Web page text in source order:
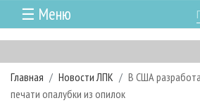
☰ Меню
ГЛАВНАЯ
РУБРИКИ И ТЕМЫ
РУБРИКИ ЖУРНАЛА
НОВОСТИ
Главная Новости ЛПК
В США
печати опалубки из опилок